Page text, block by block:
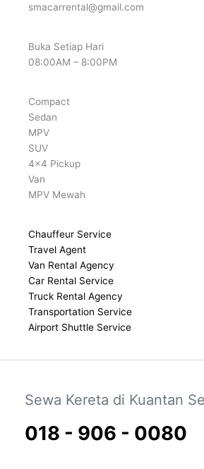
smacarrental@gmail.com
Buka Setiap Hari
08:00AM – 8:00PM
Compact
Sedan
MPV
SUV
4x4 Pickup
Van
MPV Mewah
Chauffeur Service
Travel Agent
Van Rental Agency
Car Rental Service
Truck Rental Agency
Transportation Service
Airport Shuttle Service
Sewa Kereta di Kuantan
018 - 906 - 0080